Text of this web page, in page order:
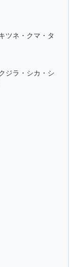
ツネ・クマ・タ
ジラ・シカ・シ